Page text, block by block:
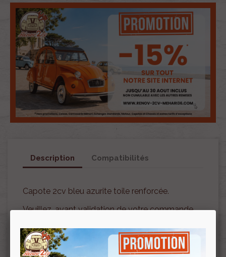
Description Compatibilités
Capote 2cv bleu azurite toile renforcée.
Veuillez, avant validation de votre commande,
fermeture/ouverture.
Cet article étant un article fragile, il ne sera ni